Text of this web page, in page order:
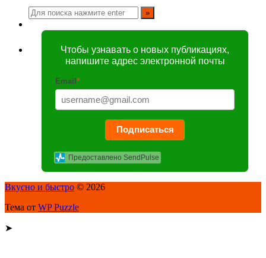
Чтобы узнавать о новых публикациях,
напишите адрес электронной почты
Email *
Подписаться
Предоставлено SendPulse
Вкусно и быстро © 2026
Тема от WP Puzzle
➤